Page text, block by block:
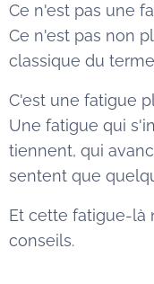
Ce n'est pas une
Ce n'est pas non
classique du
C'est une fatigue
Une fatigue qui
tiennent, qui
sentent que
Et cette fatigue-là
conseils.